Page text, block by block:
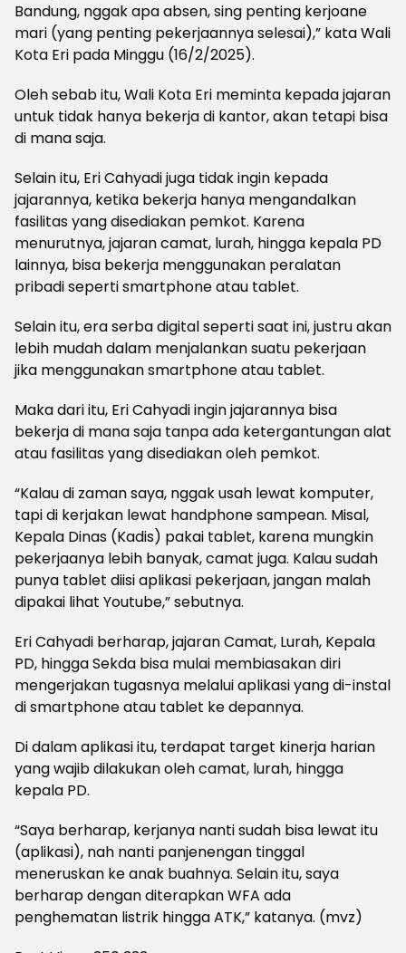
Bandung, nggak apa absen, sing penting kerjoane
mari (yang penting pekerjaannya selesai),” kata Wali
Kota Eri pada Minggu (16/2/2025).
Oleh sebab itu, Wali Kota Eri meminta kepada jajaran
untuk tidak hanya bekerja di kantor, akan tetapi bisa
di mana saja.
Selain itu, Eri Cahyadi juga tidak ingin kepada
jajarannya, ketika bekerja hanya mengandalkan
fasilitas yang disediakan pemkot. Karena
menurutnya, jajaran camat, lurah, hingga kepala PD
lainnya, bisa bekerja menggunakan peralatan
pribadi seperti smartphone atau tablet.
Selain itu, era serba digital seperti saat ini, justru akan
lebih mudah dalam menjalankan suatu pekerjaan
jika menggunakan smartphone atau tablet.
Maka dari itu, Eri Cahyadi ingin jajarannya bisa
bekerja di mana saja tanpa ada ketergantungan alat
atau fasilitas yang disediakan oleh pemkot.
“Kalau di zaman saya, nggak usah lewat komputer,
tapi di kerjakan lewat handphone sampean. Misal,
Kepala Dinas (Kadis) pakai tablet, karena mungkin
pekerjaanya lebih banyak, camat juga. Kalau sudah
punya tablet diisi aplikasi pekerjaan, jangan malah
dipakai lihat Youtube,” sebutnya.
Eri Cahyadi berharap, jajaran Camat, Lurah, Kepala
PD, hingga Sekda bisa mulai membiasakan diri
mengerjakan tugasnya melalui aplikasi yang di-instal
di smartphone atau tablet ke depannya.
Di dalam aplikasi itu, terdapat target kinerja harian
yang wajib dilakukan oleh camat, lurah, hingga
kepala PD.
“Saya berharap, kerjanya nanti sudah bisa lewat itu
(aplikasi), nah nanti panjenengan tinggal
meneruskan ke anak buahnya. Selain itu, saya
berharap dengan diterapkan WFA ada
penghematan listrik hingga ATK,” katanya. (mvz)